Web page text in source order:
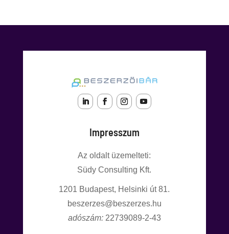
Impresszum
Az oldalt üzemelteti:
Südy Consulting Kft.
1201 Budapest, Helsinki út 81.
beszerzes@beszerzes.hu
adószám: 22739089-2-43